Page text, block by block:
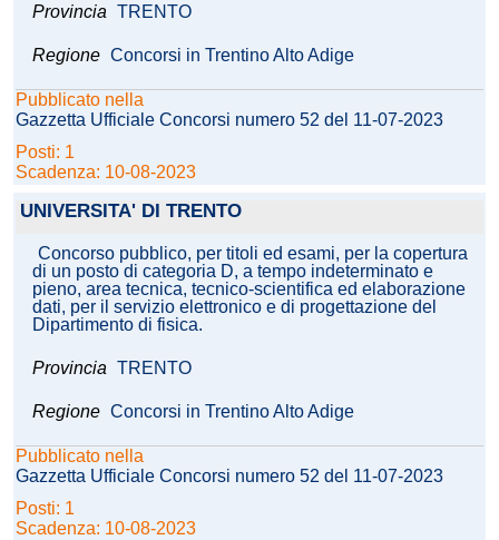
Provincia TRENTO
Regione Concorsi in Trentino Alto Adige
Pubblicato nella
Gazzetta Ufficiale Concorsi numero 52 del 11-07-2023
Posti: 1
Scadenza: 10-08-2023
UNIVERSITA' DI TRENTO
Concorso pubblico, per titoli ed esami, per la copertura
di un posto di categoria D, a tempo indeterminato e
pieno, area tecnica, tecnico-scientifica ed elaborazione
dati, per il servizio elettronico e di progettazione del
Dipartimento di fisica.
Provincia TRENTO
Regione Concorsi in Trentino Alto Adige
Pubblicato nella
Gazzetta Ufficiale Concorsi numero 52 del 11-07-2023
Posti: 1
Scadenza: 10-08-2023